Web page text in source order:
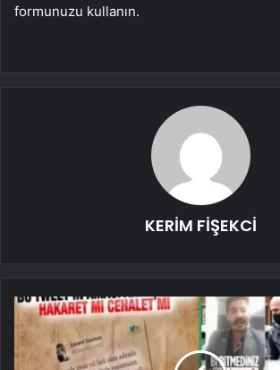
formunuzu kullanın.
KERİM FİŞEKCİ